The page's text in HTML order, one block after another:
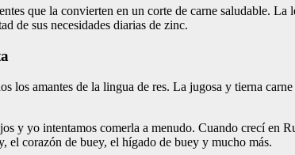
que la convierten en un corte de carne saludable.
de sus necesidades diarias de zinc.
los amantes de la lingua de res. La jugosa y tierna
y yo intentamos comerla a menudo. Cuando crecí en
el corazón de buey, el hígado de buey y mucho más.